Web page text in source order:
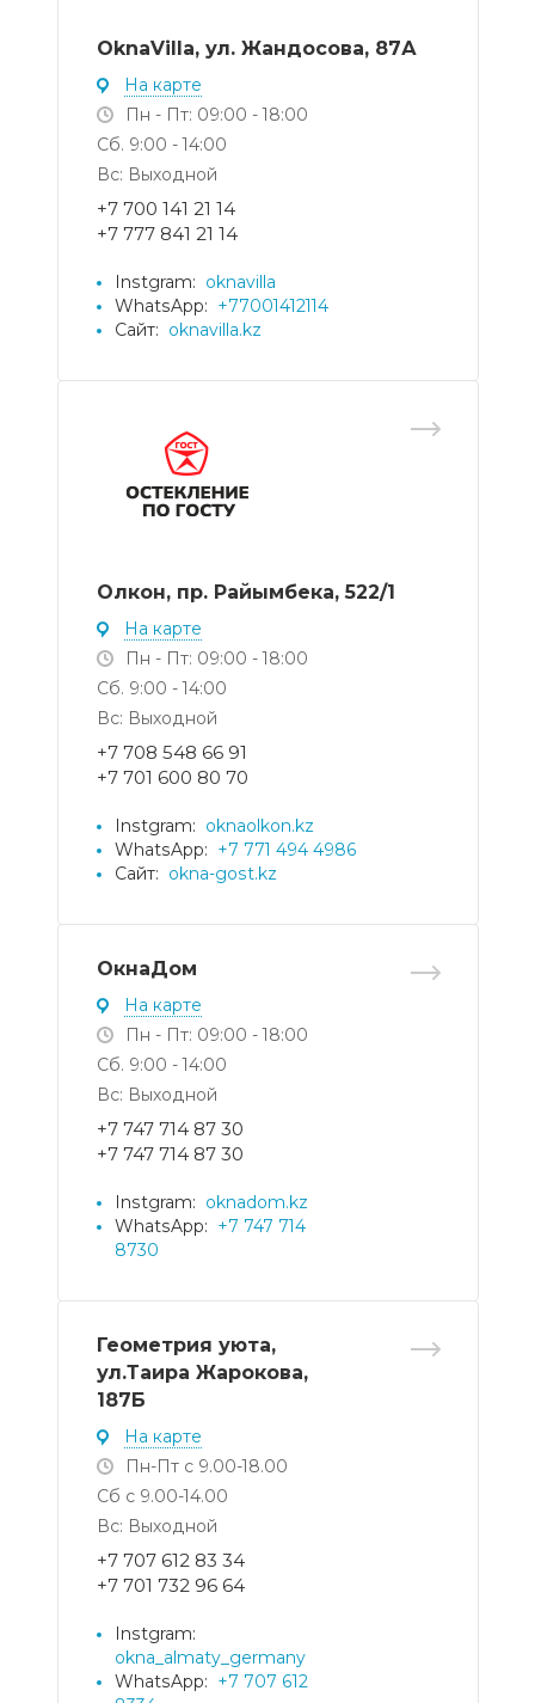
OknaVilla, ул. Жандосова, 87А
На карте
Пн - Пт: 09:00 - 18:00
Сб. 9:00 - 14:00
Вс: Выходной
+7 700 141 21 14
+7 777 841 21 14
Instgram: oknavilla
WhatsApp: +77001412114
Сайт: oknavilla.kz
Олкон, пр. Райымбека, 522/1
На карте
Пн - Пт: 09:00 - 18:00
Сб. 9:00 - 14:00
Вс: Выходной
+7 708 548 66 91
+7 701 600 80 70
Instgram: oknaolkon.kz
WhatsApp: +7 771 494 4986
Сайт: okna-gost.kz
ОкнаДом
На карте
Пн - Пт: 09:00 - 18:00
Сб. 9:00 - 14:00
Вс: Выходной
+7 747 714 87 30
+7 747 714 87 30
Instgram: oknadom.kz
WhatsApp: +7 747 714
8730
Геометрия уюта,
ул.Таира Жарокова,
187Б
На карте
Пн-Пт с 9.00-18.00
Сб с 9.00-14.00
Вс: Выходной
+7 707 612 83 34
+7 701 732 96 64
Instgram:
okna_almaty_germany
WhatsApp: +7 707 612